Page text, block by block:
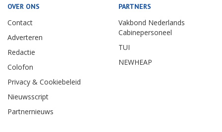
OVER ONS
Contact
Adverteren
Redactie
Colofon
Privacy & Cookiebeleid
Nieuwsscript
Partnernieuws
PARTNERS
Vakbond Nederlands
Cabinepersoneel
TUI
NEWHEAP